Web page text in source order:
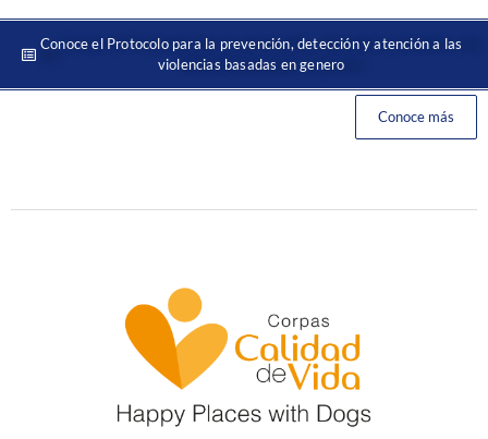
Conoce el Protocolo para la prevención, detección y atención a las
violencias basadas en genero
Conoce más